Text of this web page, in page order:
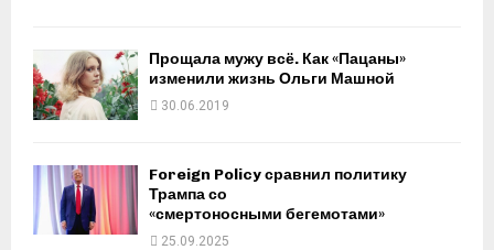
Прощала мужу всё. Как «Пацаны»
изменили жизнь Ольги Машной
30.06.2019
Foreign Policy сравнил политику
Трампа со
«смертоносными бегемотами»
25.09.2025